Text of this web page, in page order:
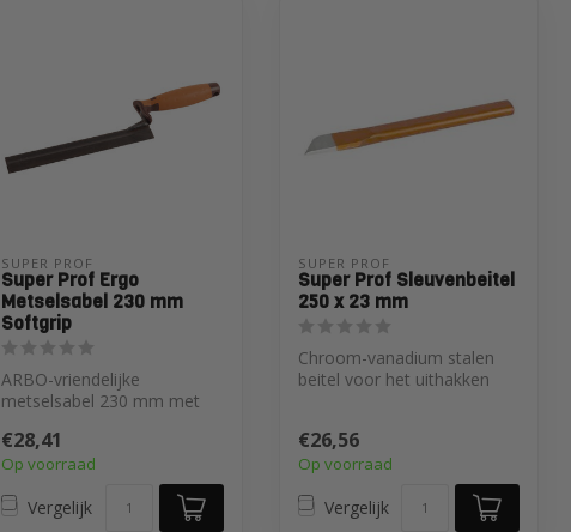
SUPER PROF
Super Prof Ergo
Metselsabel 230 mm
Softgrip
ARBO-vriendelijke
metselsabel 230 mm met
handgreep. Vermin...
€28,41
Op voorraad
Vergelijk
SUPER PROF
Super Prof Sleuvenbeitel
250 x 23 mm
Chroom-vanadium stalen
beitel voor het uithakken
€26,56
Op voorraad
Vergelijk